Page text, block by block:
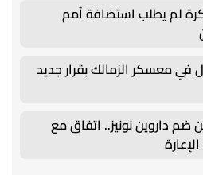
لم يطلب استضافة أمم
في معسكر الزمالك بقرار جديد
ضم داروين نونيز.. اتفاق مع